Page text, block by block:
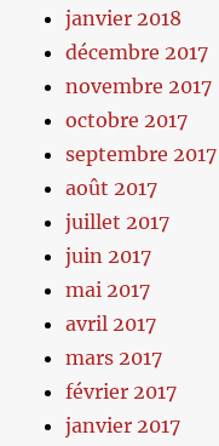
janvier 2018
décembre 2017
novembre 2017
octobre 2017
septembre 2017
août 2017
juillet 2017
juin 2017
mai 2017
avril 2017
mars 2017
février 2017
janvier 2017